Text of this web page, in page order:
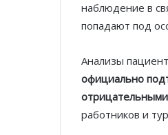
наблюдение в
попадают под
Анализы
официально
отрицательными
работников и